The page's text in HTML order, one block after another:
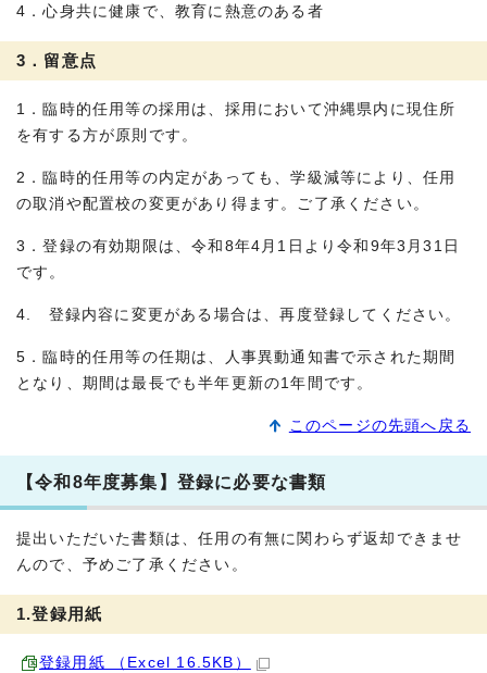
4．心身共に健康で、教育に熱意のある者
3．留意点
1．臨時的任用等の採用は、採用において沖縄県内に現住所
を有する方が原則です。
2．臨時的任用等の内定があっても、学級減等により、任用
の取消や配置校の変更があり得ます。ご了承ください。
3．登録の有効期限は、令和8年4月1日より令和9年3月31日
です。
4. 登録内容に変更がある場合は、再度登録してください。
5．臨時的任用等の任期は、人事異動通知書で示された期間
となり、期間は最長でも半年更新の1年間です。
このページの先頭へ戻る
【令和8年度募集】登録に必要な書類
提出いただいた書類は、任用の有無に関わらず返却できませ
んので、予めご了承ください。
1.登録用紙
登録用紙 （Excel 16.5KB）